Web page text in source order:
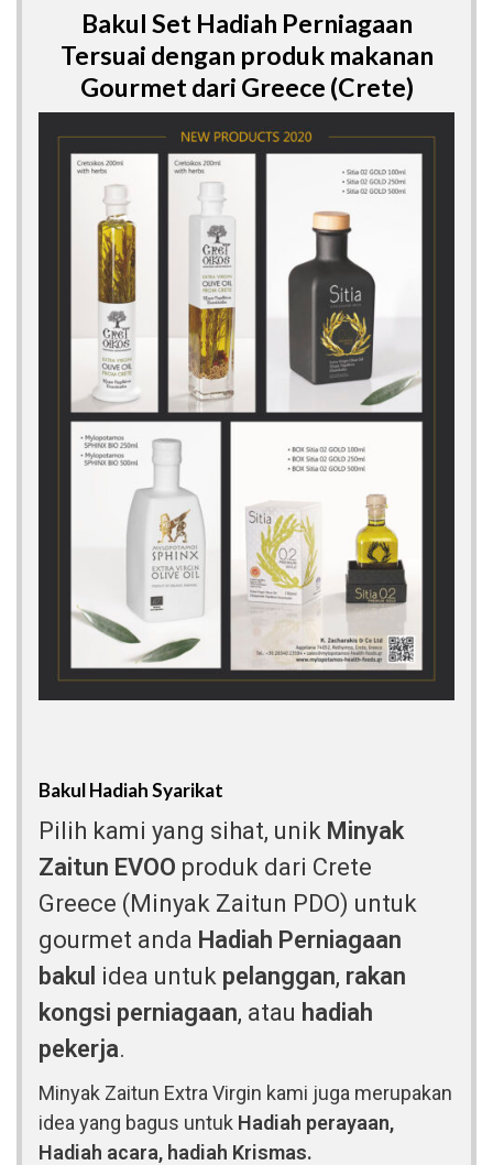
Bakul Set Hadiah Perniagaan
Tersuai dengan produk makanan
Gourmet dari Greece (Crete)
Bakul Hadiah Syarikat
Pilih kami yang sihat, unik Minyak
Zaitun EVOO produk dari Crete
Greece (Minyak Zaitun PDO) untuk
gourmet anda Hadiah Perniagaan
bakul idea untuk pelanggan, rakan
kongsi perniagaan, atau hadiah
pekerja.
Minyak Zaitun Extra Virgin kami juga merupakan
idea yang bagus untuk Hadiah perayaan,
Hadiah acara, hadiah Krismas.